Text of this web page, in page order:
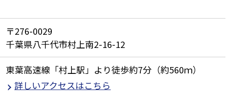
〒276-0029
千葉県八千代市村上南2-16-12
東葉高速線「村上駅」より徒歩約7分（約560ｍ）
詳しいアクセスはこちら